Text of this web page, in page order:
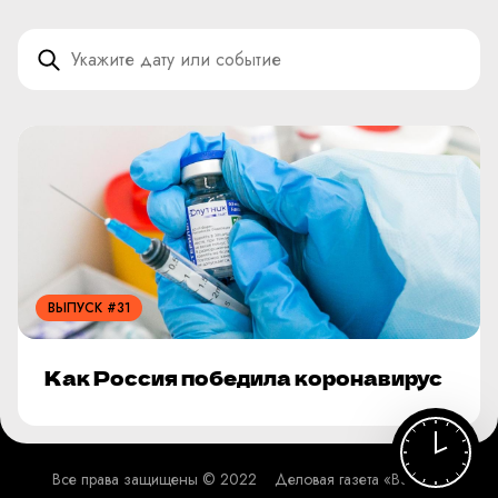
ВЫПУСК #31
Как Россия победила коронавирус
Все права защищены © 2022 Деловая газета «Взгляд»